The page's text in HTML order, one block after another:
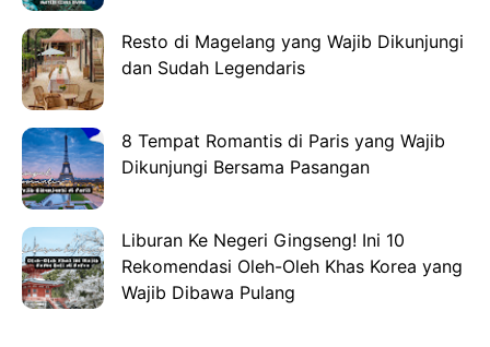
Resto di Magelang yang Wajib Dikunjungi
dan Sudah Legendaris
8 Tempat Romantis di Paris yang Wajib
Dikunjungi Bersama Pasangan
Liburan Ke Negeri Gingseng! Ini 10
Rekomendasi Oleh-Oleh Khas Korea yang
Wajib Dibawa Pulang